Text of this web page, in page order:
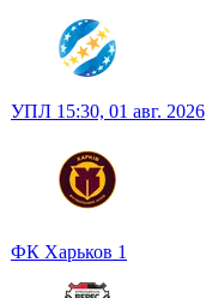
УПЛ 15:30, 01 авг. 2026
ФК Харьков 1